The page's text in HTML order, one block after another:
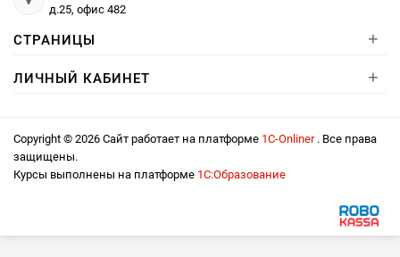
д.25, офис 482
СТРАНИЦЫ +
ЛИЧНЫЙ КАБИНЕТ +
Copyright © 2026 Сайт работает на платформе 1С-Onliner . Все права
защищены.
Курсы выполнены на платформе 1С:Образование